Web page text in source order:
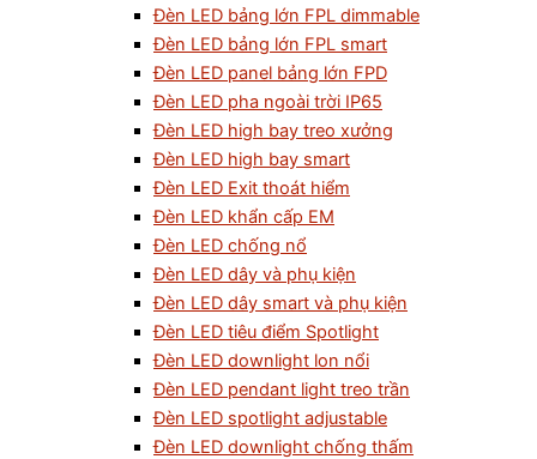
Đèn LED bảng lớn FPL dimmable
Đèn LED bảng lớn FPL smart
Đèn LED panel bảng lớn FPD
Đèn LED pha ngoài trời IP65
Đèn LED high bay treo xưởng
Đèn LED high bay smart
Đèn LED Exit thoát hiểm
Đèn LED khẩn cấp EM
Đèn LED chống nổ
Đèn LED dây và phụ kiện
Đèn LED dây smart và phụ kiện
Đèn LED tiêu điểm Spotlight
Đèn LED downlight lon nổi
Đèn LED pendant light treo trần
Đèn LED spotlight adjustable
Đèn LED downlight chống thấm